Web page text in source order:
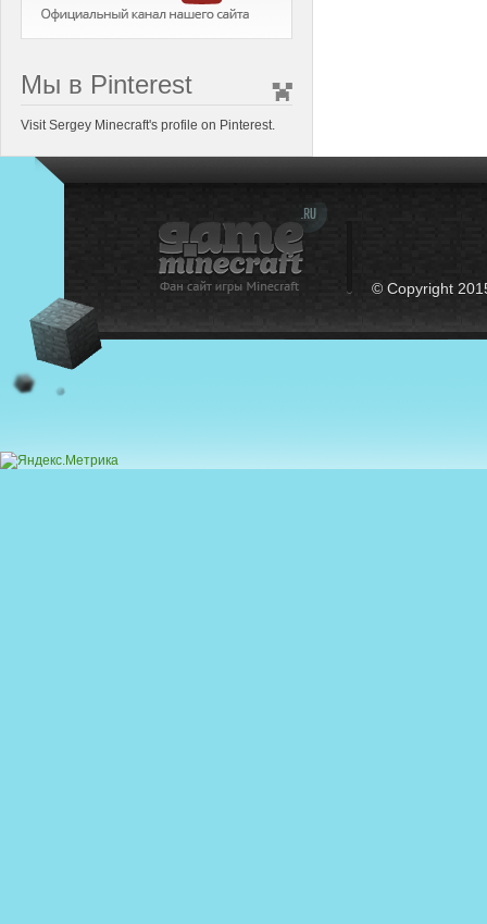
Мы в Pinterest
Visit Sergey Minecraft's profile on Pinterest.
© Copyright